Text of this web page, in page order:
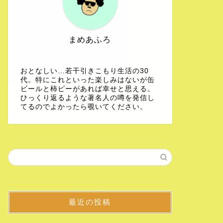
まめあふろ
おとなしい…若干引きこもり生活の30
代。特にこれといった楽しみはないが缶
ビールと柿ピーがあれば幸せと思える。
ひっくり返るような著名人の噂を発信し
てるのでよかったら覗いてください。
最近の投稿